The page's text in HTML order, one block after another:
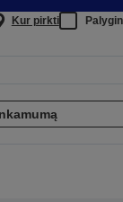
Kur pirkti